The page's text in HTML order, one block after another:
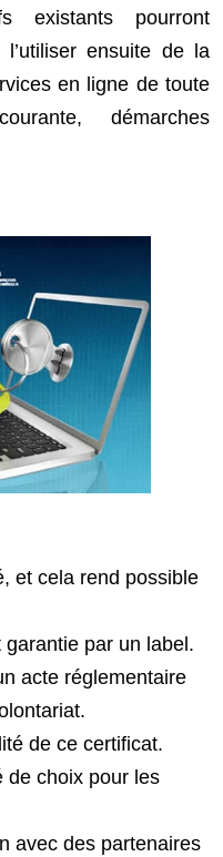
existants pourront
ensuite de la
en ligne de toute
démarches
et cela rend possible
par un label.
acte réglementaire
de ce certificat.
de choix pour les
avec des partenaires